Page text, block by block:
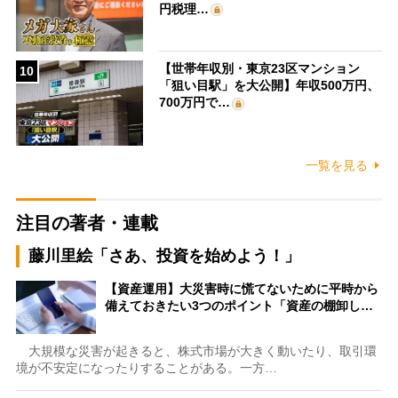
円税理…
10
【世帯年収別・東京23区マンション
「狙い目駅」を大公開】年収500万円、
700万円で…
一覧を見る
注目の著者・連載
藤川里絵「さあ、投資を始めよう！」
【資産運用】大災害時に慌てないために平時から
備えておきたい3つのポイント「資産の棚卸し…
大規模な災害が起きると、株式市場が大きく動いたり、取引環
境が不安定になったりすることがある。一方…